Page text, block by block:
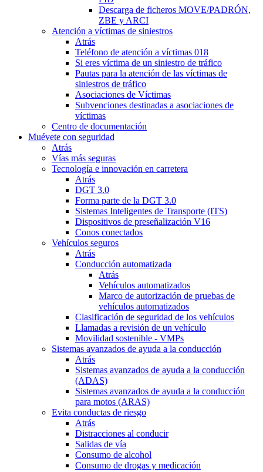
Descarga de ficheros MOVE/PADRÓN,
ZBE y ARCI
Atención a víctimas de siniestros
Atrás
Teléfono de atención a víctimas 018
Si eres víctima de un siniestro de tráfico
Pautas para la atención de las víctimas de
siniestros de tráfico
Asociaciones de Víctimas
Subvenciones destinadas a asociaciones de
víctimas
Centro de documentación
Muévete con seguridad
Atrás
Vías más seguras
Tecnología e innovación en carretera
Atrás
DGT 3.0
Forma parte de la DGT 3.0
Sistemas Inteligentes de Transporte (ITS)
Dispositivos de preseñalización V16
Conos conectados
Vehículos seguros
Atrás
Conducción automatizada
Atrás
Vehículos automatizados
Marco de autorización de pruebas de
vehículos automatizados
Clasificación de seguridad de los vehículos
Llamadas a revisión de un vehículo
Movilidad sostenible - VMPs
Sistemas avanzados de ayuda a la conducción
Atrás
Sistemas avanzados de ayuda a la conducción
(ADAS)
Sistemas avanzados de ayuda a la conducción
para motos (ARAS)
Evita conductas de riesgo
Atrás
Distracciones al conducir
Salidas de vía
Consumo de alcohol
Consumo de drogas y medicación